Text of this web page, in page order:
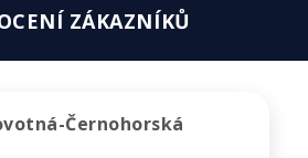
ZÁKAZNÍKŮ
Černohorská